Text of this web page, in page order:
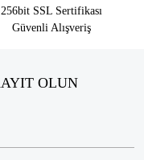
256bit SSL Sertifikası
Güvenli Alışveriş
OLUN